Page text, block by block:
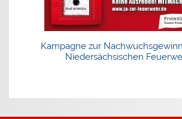
Kampagne zur
Niedersächsischen